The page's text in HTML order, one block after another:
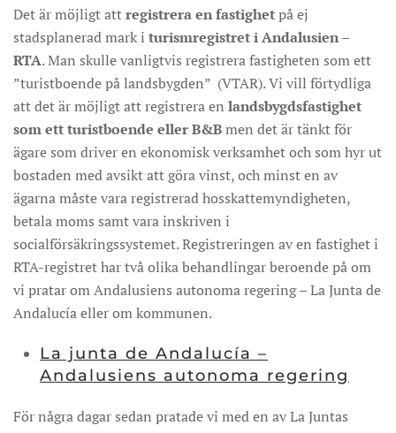
Det är möjligt attregistrera en fastighetpå ej
stadsplanerad mark i turismregistret i Andalusien –
RTA. Man skulle vanligtvis registrera fastigheten som ett
”turistboende på landsbygden” (VTAR). Vi vill förtydliga
att det är möjligt att registrera en landsbygdsfastighet
som ett turistboende eller B&Bmen det är tänkt för
ägare som driver en ekonomisk verksamhet och som hyr ut
bostaden med avsikt att göra vinst, och minst en av
ägarna måste vara registrerad hosskattemyndigheten,
betala moms samt vara inskriven i
socialförsäkringssystemet. Registreringen av en fastighet i
RTA-registret har två olika behandlingar beroende på om
vi pratar om Andalusiens autonoma regering – La Junta de
Andalucía eller om kommunen.
La junta de Andalucía –
Andalusiens autonoma regering
För några dagar sedan pratade vi med en av La Juntas